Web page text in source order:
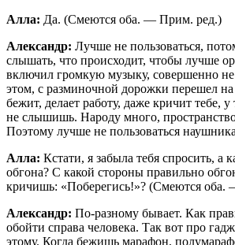
Алла: Да. (Смеются оба. — Прим. ред.)
Александр: Лучше не пользоваться,
слышать, что происходит, чтобы лучше
включил громкую музыку, совершенно не
этом, с разминочной дорожки перешел
бежит, делает работу, даже кричит тебе,
не слышишь. Народу много,
Поэтому лучше не пользоваться
Алла: Кстати, я забыла тебя спросить, а
обгона? С какой стороны правильно
кричишь: «Поберегись!»? (Смеются
Александр: По-разному бывает. Как
обойти справа человека. Так вот про
этому. Когда бежишь марафон,